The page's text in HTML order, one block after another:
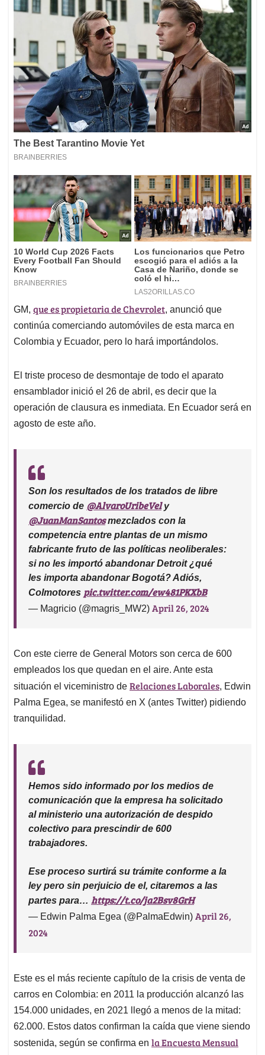
GM, que es propietaria de Chevrolet, anunció que
continúa comerciando automóviles de esta marca en
Colombia y Ecuador, pero lo hará importándolos.
El triste proceso de desmontaje de todo el aparato
ensamblador inició el 26 de abril, es decir que la
operación de clausura es inmediata. En Ecuador será en
agosto de este año.
Son los resultados de los tratados de libre
comercio de @AlvaroUribeVely
@JuanManSantosmezclados con la
competencia entre plantas de un mismo
fabricante fruto de las políticas neoliberales:
si no les importó abandonar Detroit ¿qué
les importa abandonar Bogotá? Adiós,
Colmotores pic.twitter.com/ew481PKXbB
— Magricio (@magris_MW2) April 26, 2024
Con este cierre de General Motors son cerca de 600
empleados los que quedan en el aire. Ante esta
situación el viceministro de Relaciones Laborales, Edwin
Palma Egea, se manifestó en X (antes Twitter) pidiendo
tranquilidad.
Hemos sido informado por los medios de
comunicación que la empresa ha solicitado
al ministerio una autorización de despido
colectivo para prescindir de 600
trabajadores.
Ese proceso surtirá su trámite conforme a la
ley pero sin perjuicio de el, citaremos a las
partes para… https://t.co/ja2Bsv8GrH
— Edwin Palma Egea (@PalmaEdwin) April 26,
2024
Este es el más reciente capítulo de la crisis de venta de
carros en Colombia: en 2011 la producción alcanzó las
154.000 unidades, en 2021 llegó a menos de la mitad:
62.000. Estos datos confirman la caída que viene siendo
sostenida, según se confirma en la Encuesta Mensual